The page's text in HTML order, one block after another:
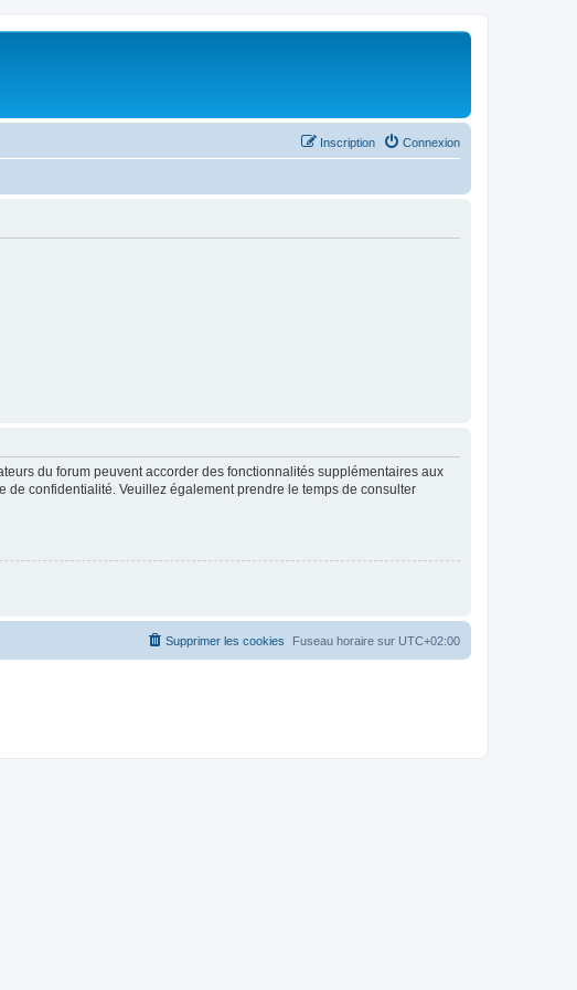
Connexion
Inscription
du forum peuvent accorder des fonctionnalités supplémentaires aux
de confidentialité. Veuillez également prendre le temps de consulter
Fuseau horaire sur UTC+02:00
Supprimer les cookies